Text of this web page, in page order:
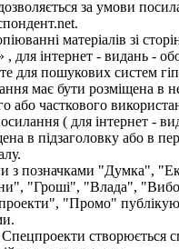
за умови
матеріалів зі
, для інтернет - видань -
для пошукових систем
має бути розміщена в
або часткового
( для інтернет -
в підзаголовку або в
з позначками "Думка",
"Гроші", "Влада",
"Промо"
Спецпроекти створюється